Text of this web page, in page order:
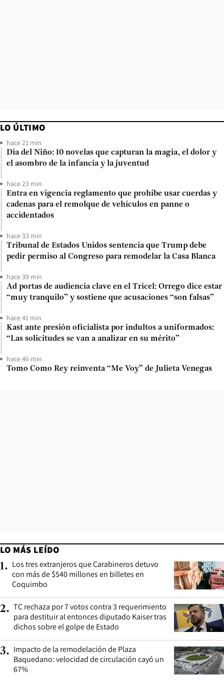
LO ÚLTIMO
hace 21 min
Día del Niño: 10 novelas que capturan la magia, el dolor y
el asombro de la infancia y la juventud
hace 23 min
Entra en vigencia reglamento que prohíbe usar cuerdas y
cadenas para el remolque de vehículos en panne o
accidentados
hace 33 min
Tribunal de Estados Unidos sentencia que Trump debe
pedir permiso al Congreso para remodelar la Casa Blanca
hace 39 min
Ad portas de audiencia clave en el Tricel: Orrego dice estar
“muy tranquilo” y sostiene que acusaciones “son falsas”
hace 41 min
Kast ante presión oficialista por indultos a uniformados:
“Las solicitudes se van a analizar en su mérito”
hace 46 min
Tomo Como Rey reinventa “Me Voy” de Julieta Venegas
LO MÁS LEÍDO
1. Los tres extranjeros que Carabineros detuvo
con más de $540 millones en billetes en
Coquimbo
2. TC rechaza por 7 votos contra 3 requerimiento
para destituir al entonces diputado Kaiser tras
dichos sobre el golpe de Estado
3. Impacto de la remodelación de Plaza
Baquedano: velocidad de circulación cayó un
67%